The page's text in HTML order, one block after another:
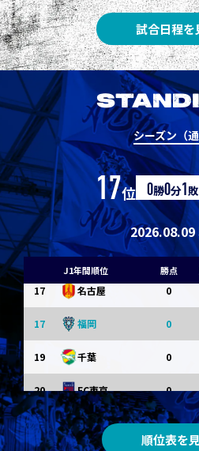
試合日程を
シーズン（
17位 0勝0分1敗
2026.08.09
J1年間順位 勝点
8 神戸 3
10 東京Ｖ 1
10 川崎Ｆ 1
12 浦和 0
横浜FM 0
14 水戸 0
14 京都 0
14 岡山 0
17 名古屋 0
17 福岡 0
19 千葉 0
20 FC東京 0
順位表を